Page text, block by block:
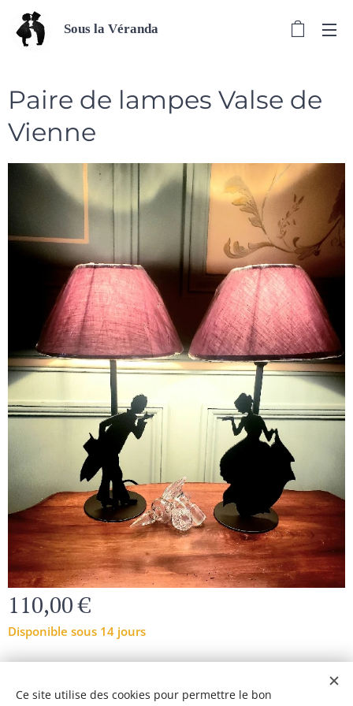
Sous la Véranda
Paire de lampes Valse de
Vienne
110,00€
Disponible sous 14 jours
© 2024 Tous droits réservés
Ce site utilise des cookies pour permettre le bon